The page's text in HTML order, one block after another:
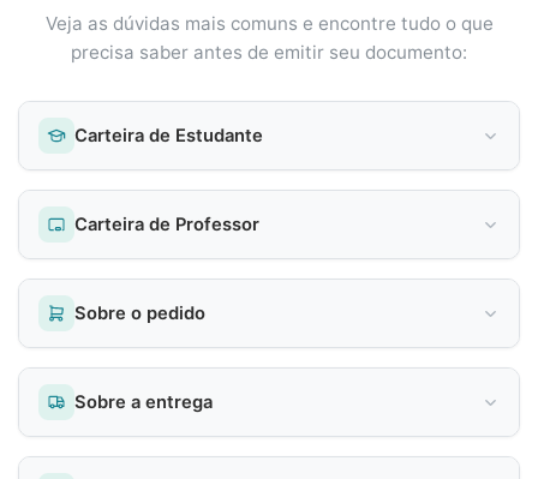
Veja as dúvidas mais comuns e encontre tudo o que
precisa saber antes de emitir seu documento:
Carteira de Estudante
Carteira de Professor
Sobre o pedido
Sobre a entrega